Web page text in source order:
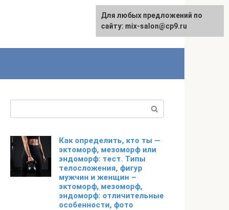
Как определить, кто ты —
эктоморф, мезоморф или
эндоморф: тест. Типы
телосложения, фигур
мужчин и женщин –
эктоморф, мезоморф,
эндоморф: отличительные
особенности, фото
Для любых предложений по
сайту: mix-salon@cp9.ru